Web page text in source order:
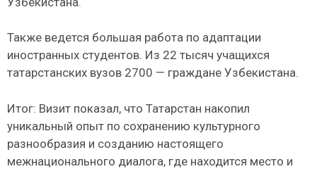
Также ведется большая работа по адаптации
иностранных студентов. Из 22 тысяч учащихся
татарстанских вузов 2700 — граждане Узбекистана.
Итог: Визит показал, что Татарстан накопил
уникальный опыт по сохранению культурного
разнообразия и созданию настоящего
межнационального диалога, где находится место и